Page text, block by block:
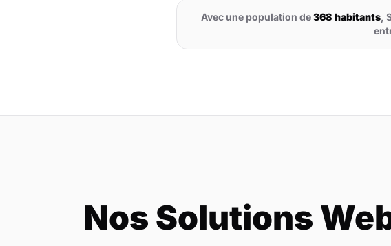
Avec une population de368 habitants,
Nos Solutions